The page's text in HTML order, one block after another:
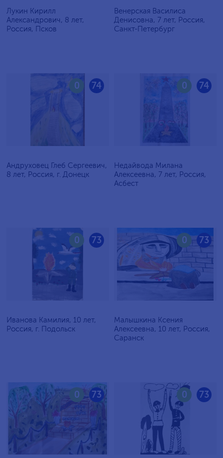
Лукин Кирилл
Александрович, 8 лет,
Россия, Псков
Венерская Василиса
Денисовна, 7 лет, Россия,
Санкт-Петербург
74
0
Андруховец Глеб Сергеевич,
8 лет, Россия, г. Донецк
74
0
Недайвода Милана
Алексеевна, 7 лет, Россия,
Асбест
73
0
Иванова Камилия, 10 лет,
Россия, г. Подольск
73
0
Малышкина Ксения
Алексеевна, 10 лет, Россия,
Саранск
73
0 73
0